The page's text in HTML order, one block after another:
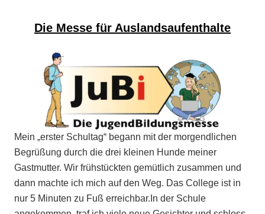
Die Messe für Auslandsaufenthalte
Mein „erster Schultag“ begann mit der morgendlichen
Begrüßung durch die drei kleinen Hunde meiner
Gastmutter. Wir frühstückten gemütlich zusammen und
dann machte ich mich auf den Weg. Das College ist in
nur 5 Minuten zu Fuß erreichbar.In der Schule